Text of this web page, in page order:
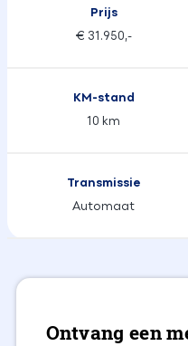
Prijs
€ 31.950,-
KM-stand
10 km
Transmissie
Automaat
Ontvang een